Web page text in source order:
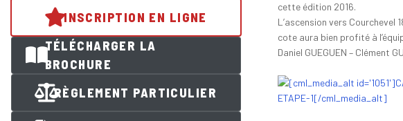
cette édition 2016.
L’ascension vers
cote aura bien profité à
Daniel GUEGUEN – Clément
INSCRIPTION EN LIGNE
TÉLÉCHARGER LA
BROCHURE
RÈGLEMENT PARTICULIER